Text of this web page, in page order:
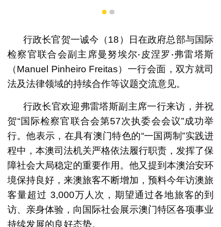
1 2
行政长官贺一诚今（18）日在政府总部与国际
检察官联合会副主席曼努埃尔‧皮涅罗‧弗雷塔斯
（Manuel Pinheiro Freitas）一行会面，双方就司
法及法律领域的持续合作等议题交流意见。
行政长官欢迎弗雷塔斯副主席一行来访，并祝
贺“国际检察官联合会第57次执委会会议”成功举
行。他表示，在具有澳门特色的“一国两制”实践进
程中，本澳司法机关严格依法履行职责，发挥了保
障社会大局稳定的重要作用。他又提到本澳治安环
境保持良好，来澳旅客不断增加，预料今年访澳旅
客量超过 3,000万人次，期望通过各地旅客的到
访、亲身体验，向国际社会展示澳门特区各项事业
持续发展的良好态势。